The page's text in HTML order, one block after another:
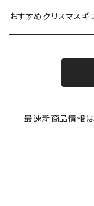
カトラリー
ポケットモンスター
mofusand（モフサン
mofsand×日比谷花壇
Finlayson(フィンレイ
HANAE MORI(ハナ
THE BEATLES(ザ・
CELEC(セレック)
隅切り重箱
吉祥
メイメイウェア
SoSo(ソソ）
リサイクル食器
おすすめクリスマスギ
最速新商品情報は